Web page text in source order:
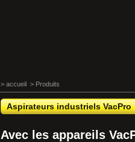
> accueil > Produits
Aspirateurs industriels VacPro
Avec les appareils